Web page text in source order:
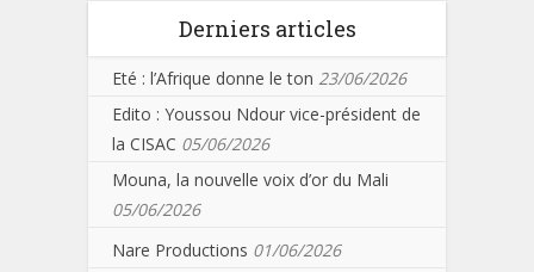
Derniers articles
Eté : l’Afrique donne le ton 23/06/2026
Edito : Youssou Ndour vice-président de
la CISAC 05/06/2026
Mouna, la nouvelle voix d’or du Mali
05/06/2026
Nare Productions 01/06/2026